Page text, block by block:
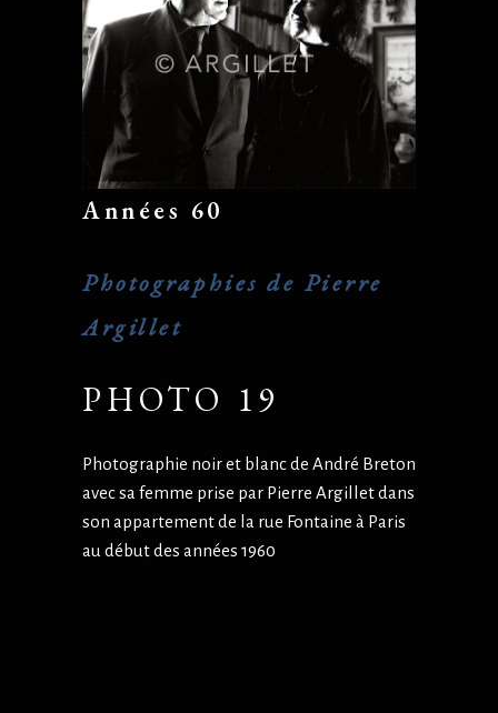
Années 60
Photographies de Pierre
Argillet
PHOTO 19
Photographie noir et blanc de André Breton
avec sa femme prise par Pierre Argillet dans
son appartement de la rue Fontaine à Paris
au début des années 1960